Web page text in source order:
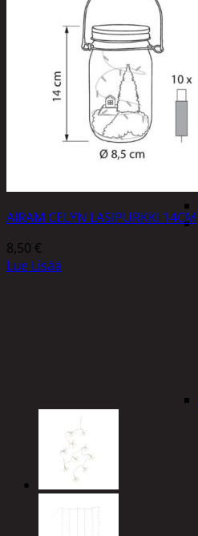
AIRAM CELYN LASIPURKKI 14CM
8,50 €
Lue Lisää